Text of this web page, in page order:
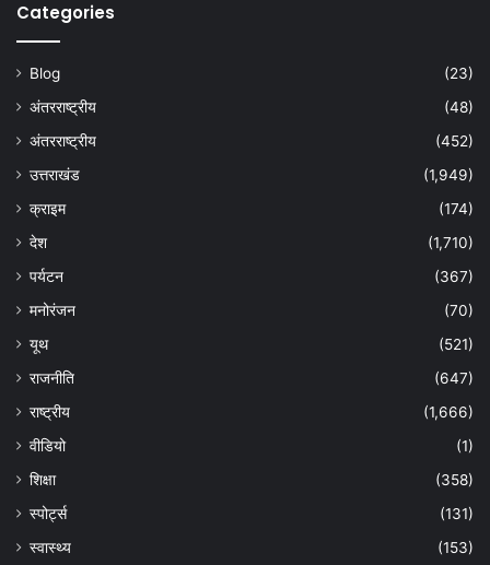
Categories
Blog
(23)
अंतरराष्ट्रीय
(48)
अंतरराष्ट्रीय
(452)
उत्तराखंड
(1,949)
क्राइम
(174)
देश
(1,710)
पर्यटन
(367)
मनोरंजन
(70)
यूथ
(521)
राजनीति
(647)
राष्ट्रीय
(1,666)
वीडियो
(1)
शिक्षा
(358)
स्पोर्ट्स
(131)
स्वास्थ्य
(153)